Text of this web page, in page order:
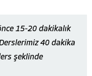
15-20 dakikalık
40 dakika
şeklinde